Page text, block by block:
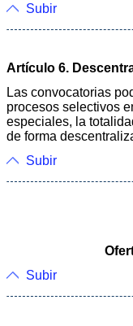
Subir
Artículo 6.
Las convocatorias
procesos selectivos
especiales, la
de forma
Subir
Subir